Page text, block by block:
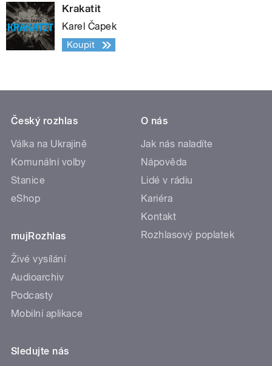
Krakatit
Karel Čapek
Koupit
Český rozhlas
Válka na Ukrajině
Komunální volby
Stanice
eShop
mujRozhlas
Živé vysílání
Audioarchiv
Podcasty
Mobilní aplikace
O nás
Jak nás naladíte
Nápověda
Lidé v rádiu
Kariéra
Kontakt
Rozhlasový poplatek
Sledujte nás